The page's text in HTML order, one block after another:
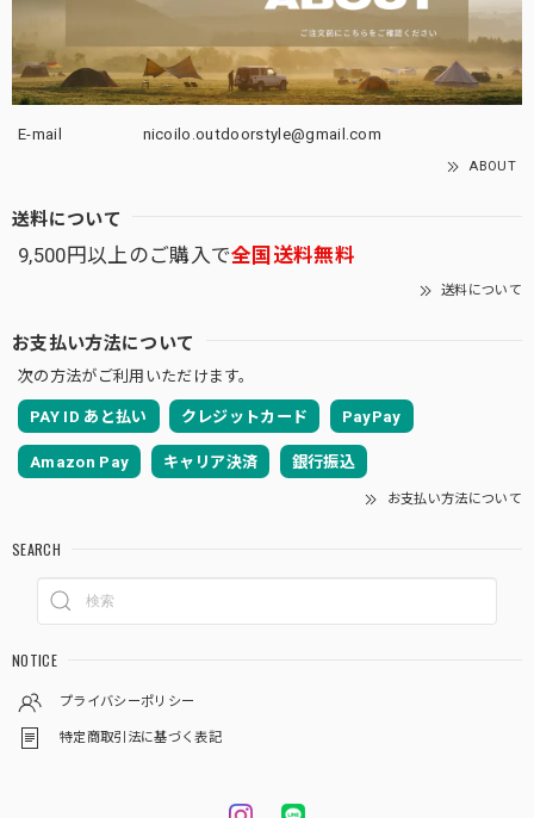
E-mail nicoilo.outdoorstyle@gmail.com
ABOUT
送料について
9,500円以上のご購入で全国送料無料
送料について
お支払い方法について
次の方法がご利用いただけます。
PAY ID あと払い クレジットカード PayPay
Amazon Pay キャリア決済 銀行振込
お支払い方法について
SEARCH
NOTICE
プライバシーポリシー
特定商取引法に基づく表記